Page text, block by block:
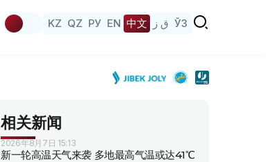
KZ QZ РУ EN 中文 ق ز ЎЗ
相关新闻
2026年8月7日 15:13
新一轮高温天气来袭 多地最高气温或达41℃